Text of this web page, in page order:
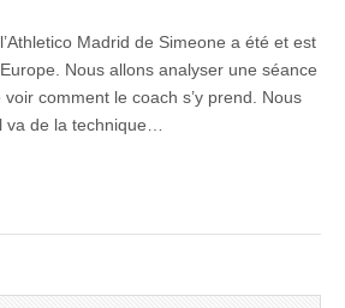
Madrid de Simeone a été et est
Nous allons analyser une séance
comment le coach s’y prend. Nous
va de la technique…